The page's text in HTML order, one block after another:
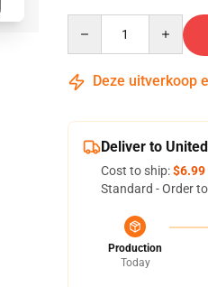
Deze uitverkoop
Deliver to
Cost to ship:$6.99
Standard - Order
Production
Today